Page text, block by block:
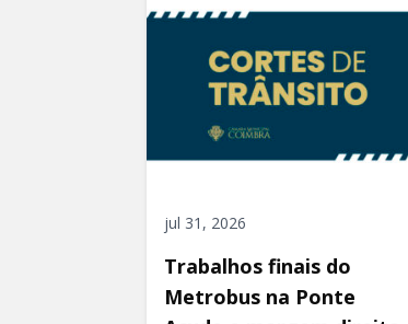
jul 31, 2026
Trabalhos finais do
Metrobus na Ponte